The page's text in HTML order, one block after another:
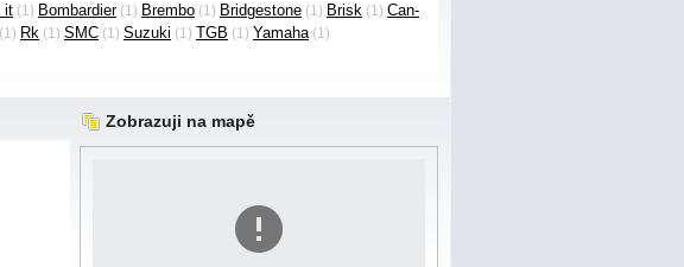
it (1) Bombardier(1) Brembo (1) Bridgestone (1) Brisk (1) Can-
(1) Rk (1) SMC (1) Suzuki (1) TGB (1) Yamaha(1)
Zobrazuji na mapě